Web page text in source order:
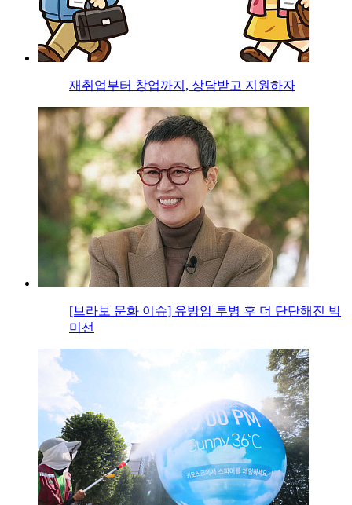
재취업부터 창업까지, 상담받고 지원하자
[브라보 문화 이슈] 유방암 투병 후 더 단단해진 박
미선